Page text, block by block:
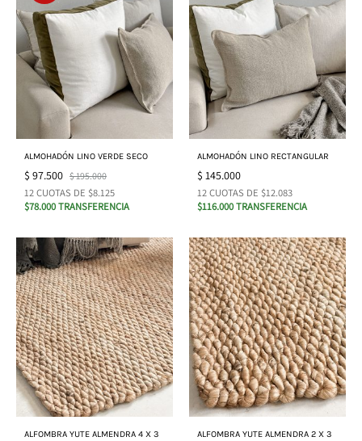
ALMOHADÓN LINO VERDE SECO
$ 97.500 $195.000
12 CUOTAS DE $8.125
$78.000 TRANSFERENCIA
ALMOHADÓN LINO RECTANGULAR
$ 145.000
12 CUOTAS DE $12.083
$116.000 TRANSFERENCIA
ALFOMBRA YUTE ALMENDRA 4 X 3 ALFOMBRA YUTE ALMENDRA 2 X 3